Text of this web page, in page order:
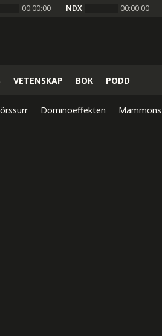
00:00:00 NDX 00:00:00
VETENSKAP BOK PODD
Dominoeffekten